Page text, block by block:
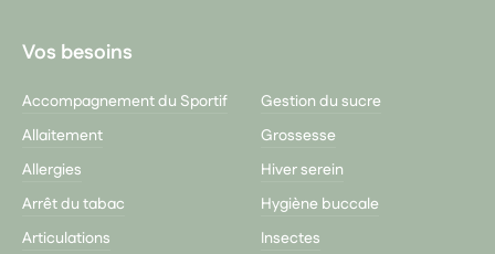
Vos besoins
Accompagnement du Sportif
Allaitement
Allergies
Arrêt du tabac
Articulations
Gestion du sucre
Grossesse
Hiver serein
Hygiène buccale
Insectes